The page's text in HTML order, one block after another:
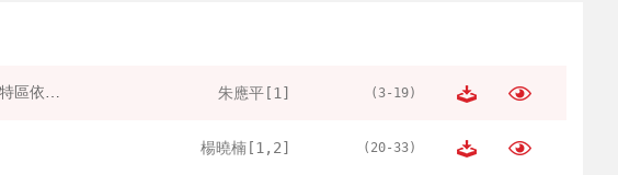
習近平法治思想中“一國兩制”憲制理論探析——以香港澳門特區依法治理為例 朱應平[1] (3-19)
楊曉楠[1,2] (20-33)